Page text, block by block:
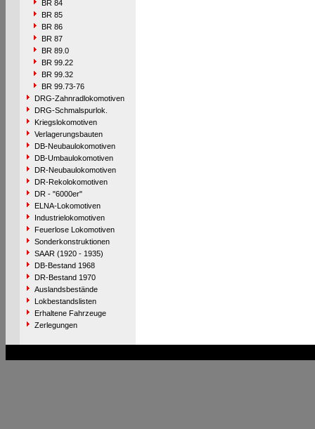
BR 84
BR 85
BR 86
BR 87
BR 89.0
BR 99.22
BR 99.32
BR 99.73-76
DRG-Zahnradlokomotiven
DRG-Schmalspurlok.
Kriegslokomotiven
Verlagerungsbauten
DB-Neubaulokomotiven
DB-Umbaulokomotiven
DR-Neubaulokomotiven
DR-Rekolokomotiven
DR - "6000er"
ELNA-Lokomotiven
Industrielokomotiven
Feuerlose Lokomotiven
Sonderkonstruktionen
SAAR (1920 - 1935)
DB-Bestand 1968
DR-Bestand 1970
Auslandsbestände
Lokbestandslisten
Erhaltene Fahrzeuge
Zerlegungen